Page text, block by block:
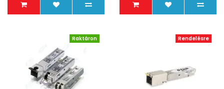
Raktáron Rendelésre